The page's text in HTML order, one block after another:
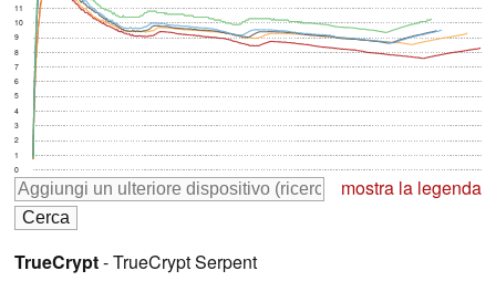
0
1
2
3
4
5
6
7
8
9
10
11
mostra la legenda
TrueCrypt- TrueCrypt Serpent